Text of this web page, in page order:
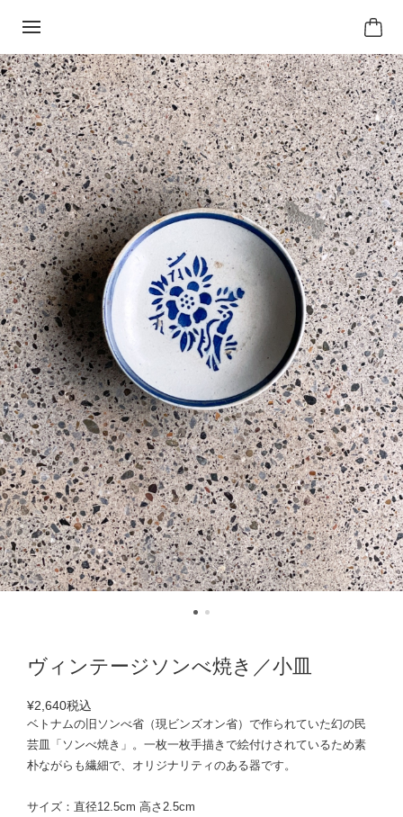
ヴィンテージソンべ焼き／小皿
¥2,640税込
ベトナムの旧ソンべ省（現ビンズオン省）で作られていた幻の民
芸皿「ソンべ焼き」。一枚一枚手描きで絵付けされているため素
朴ながらも繊細で、オリジナリティのある器です。
サイズ：直径12.5cm 高さ2.5cm